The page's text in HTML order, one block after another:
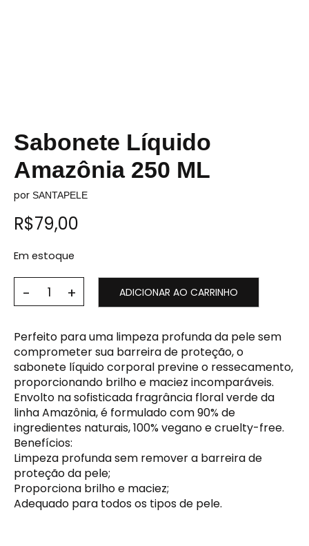
Sabonete Líquido
Amazônia 250 ML
por SANTAPELE
R$79,00
Em estoque
ADICIONAR AO CARRINHO
Perfeito para uma limpeza profunda da pele sem
comprometer sua barreira de proteção, o
sabonete líquido corporal previne o ressecamento,
proporcionando brilho e maciez incomparáveis.
Envolto na sofisticada fragrância floral verde da
linha Amazônia, é formulado com 90% de
ingredientes naturais, 100% vegano e cruelty-free.
Benefícios:
Limpeza profunda sem remover a barreira de
proteção da pele;
Proporciona brilho e maciez;
Adequado para todos os tipos de pele.